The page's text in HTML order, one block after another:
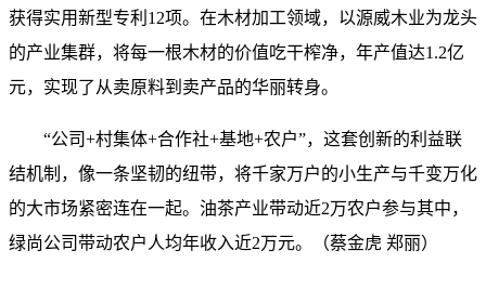
获得实用新型专利12项。在木材加工领域，以源威木业为龙头
的产业集群，将每一根木材的价值吃干榨净，年产值达1.2亿
元，实现了从卖原料到卖产品的华丽转身。
“公司+村集体+合作社+基地+农户”，这套创新的利益联
结机制，像一条坚韧的纽带，将千家万户的小生产与千变万化
的大市场紧密连在一起。油茶产业带动近2万农户参与其中，
绿尚公司带动农户人均年收入近2万元。（蔡金虎 郑丽）